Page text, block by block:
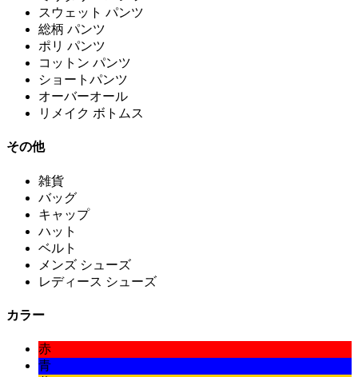
スウェット パンツ
総柄 パンツ
ポリ パンツ
コットン パンツ
ショートパンツ
オーバーオール
リメイク ボトムス
その他
雑貨
バッグ
キャップ
ハット
ベルト
メンズ シューズ
レディース シューズ
カラー
赤
青